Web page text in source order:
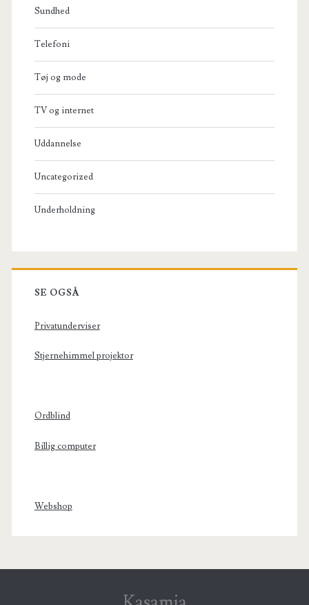
Sundhed
Telefoni
Tøj og mode
TV og internet
Uddannelse
Uncategorized
Underholdning
SE OGSÅ
Privatunderviser
Stjernehimmel projektor
Ordblind
Billig computer
Webshop